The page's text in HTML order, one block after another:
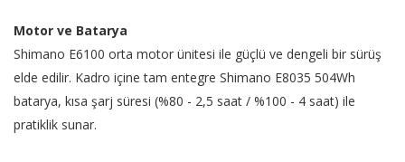
Motor ve Batarya
Shimano E6100 orta motor ünitesi ile güçlü ve dengeli bir sürüş
elde edilir. Kadro içine tam entegre Shimano E8035 504Wh
batarya, kısa şarj süresi (%80 - 2,5 saat / %100 - 4 saat) ile
pratiklik sunar.